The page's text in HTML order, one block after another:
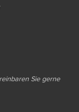
Sie gerne